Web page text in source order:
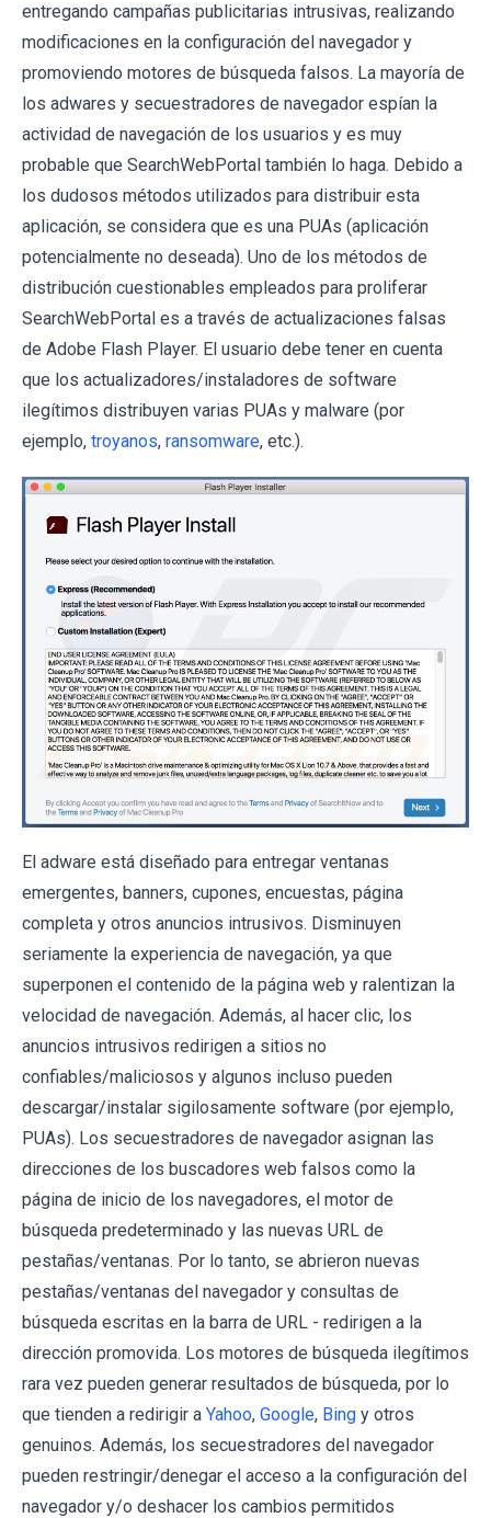
entregando campañas publicitarias intrusivas, realizando
modificaciones en la configuración del navegador y
promoviendo motores de búsqueda falsos. La mayoría de
los adwares y secuestradores de navegador espían la
actividad de navegación de los usuarios y es muy
probable que SearchWebPortal también lo haga. Debido a
los dudosos métodos utilizados para distribuir esta
aplicación, se considera que es una PUAs (aplicación
potencialmente no deseada). Uno de los métodos de
distribución cuestionables empleados para proliferar
SearchWebPortal es a través de actualizaciones falsas
de Adobe Flash Player. El usuario debe tener en cuenta
que los actualizadores/instaladores de software
ilegítimos distribuyen varias PUAs y malware (por
ejemplo, troyanos, ransomware, etc.).
El adware está diseñado para entregar ventanas
emergentes, banners, cupones, encuestas, página
completa y otros anuncios intrusivos. Disminuyen
seriamente la experiencia de navegación, ya que
superponen el contenido de la página web y ralentizan la
velocidad de navegación. Además, al hacer clic, los
anuncios intrusivos redirigen a sitios no
confiables/maliciosos y algunos incluso pueden
descargar/instalar sigilosamente software (por ejemplo,
PUAs). Los secuestradores de navegador asignan las
direcciones de los buscadores web falsos como la
página de inicio de los navegadores, el motor de
búsqueda predeterminado y las nuevas URL de
pestañas/ventanas. Por lo tanto, se abrieron nuevas
pestañas/ventanas del navegador y consultas de
búsqueda escritas en la barra de URL - redirigen a la
dirección promovida. Los motores de búsqueda ilegítimos
rara vez pueden generar resultados de búsqueda, por lo
que tienden a redirigir a Yahoo, Google, Bing y otros
genuinos. Además, los secuestradores del navegador
pueden restringir/denegar el acceso a la configuración del
navegador y/o deshacer los cambios permitidos